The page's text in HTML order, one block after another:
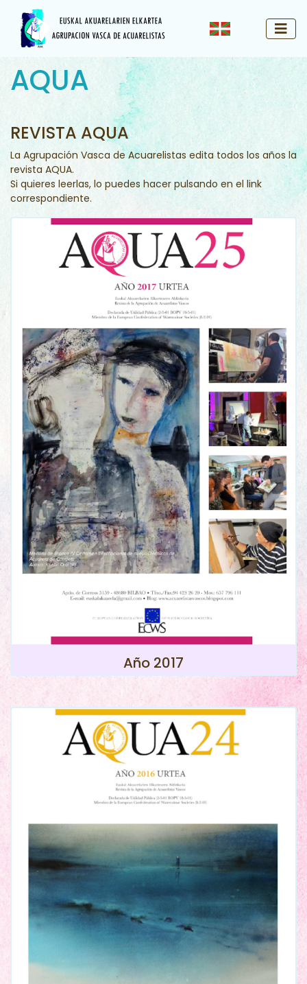
AQUA
REVISTA AQUA
La Agrupación Vasca de Acuarelistas edita todos los años la
revista AQUA.
Si quieres leerlas, lo puedes hacer pulsando en el link
correspondiente.
Año 2017